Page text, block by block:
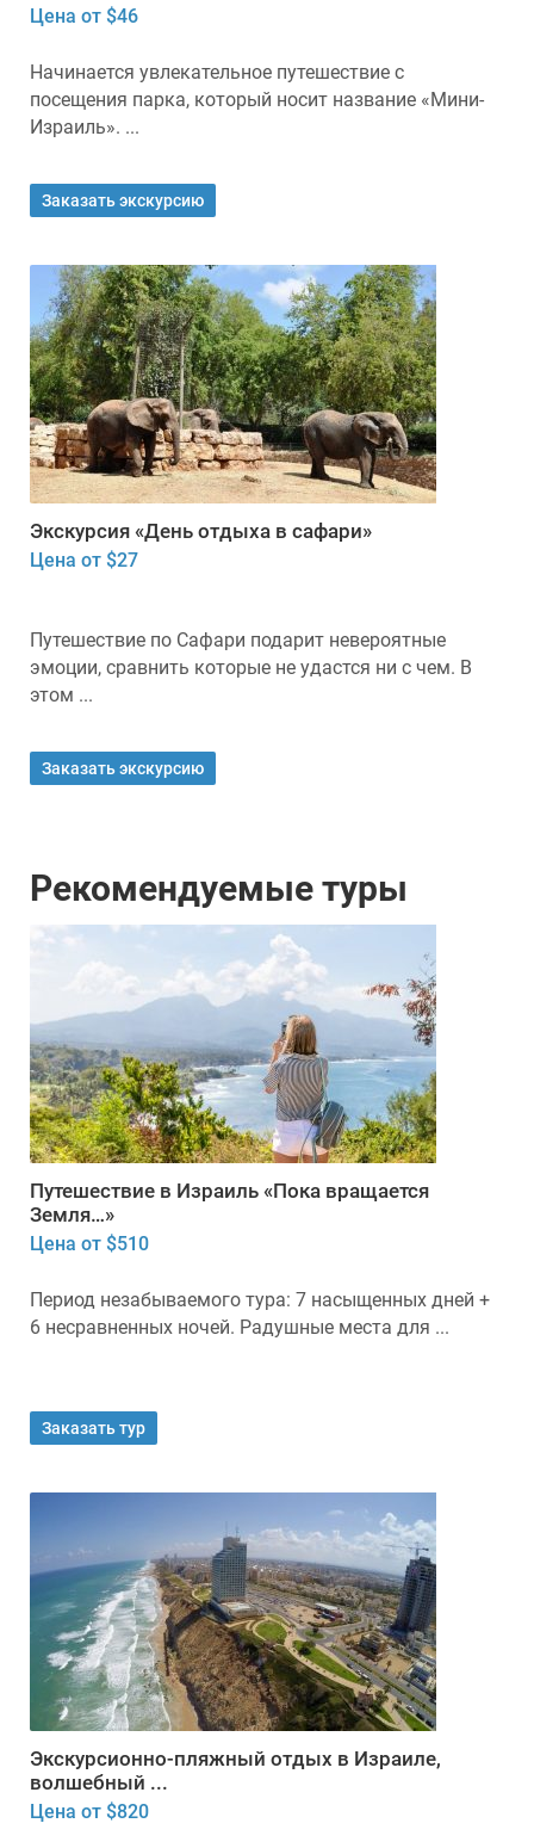
Цена от $46
Начинается увлекательное путешествие с
посещения парка, который носит название «Мини-
Израиль». ...
Заказать экскурсию
Экскурсия «День отдыха в сафари»
Цена от $27
Путешествие по Сафари подарит невероятные
эмоции, сравнить которые не удастся ни с чем. В
этом ...
Заказать экскурсию
Рекомендуемые туры
Путешествие в Израиль «Пока вращается
Земля…»
Цена от $510
Период незабываемого тура: 7 насыщенных дней +
6 несравненных ночей. Радушные места для ...
Заказать тур
Экскурсионно-пляжный отдых в Израиле,
волшебный ...
Цена от $820